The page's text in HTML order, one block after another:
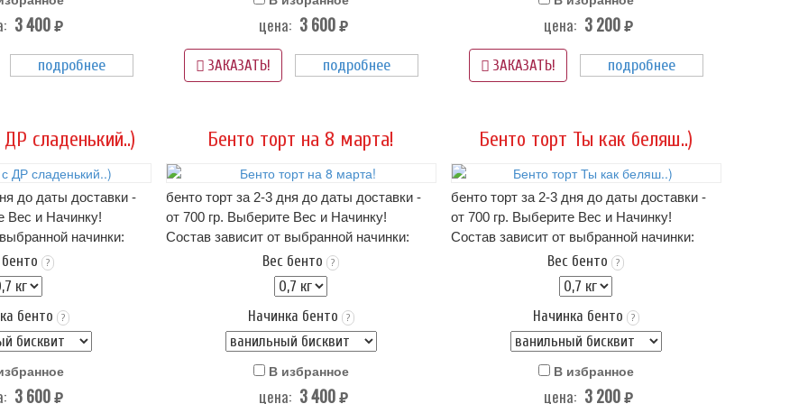
не подходит -
картинку
3 400 руб.
подробнее
если этот вариант Вам не подходит -
можно прислать свою картинку
цена: 3 600 руб.
ЗАКАЗАТЬ! подробнее
если этот вариант Вам не подходит -
можно прислать свою картинку
цена: 3 200 руб.
ЗАКАЗАТЬ! подробнее
сладенький..)
до даты доставки -
Вес и Начинку!
начинки:
в карточке
от начинки)
или крем чиз..
- входит в
(3 суток) при t 4+
?
бенто ?
3 600 руб.
Бенто торт на 8 марта!
бенто торт за 2-3 дня до даты доставки -
от 700 гр. Выберите Вес и Начинку!
Состав зависит от выбранной начинки:
описание начинок - ниже в карточке
тортика!.. (цена зависит от начинки)
Оформление: крем пломбир или крем чиз..
Упаковка Стандарт (белая) - входит в
стоимость
Срок хранения: 72 часа (3 суток) при t 4+
Вес бенто ?
Начинка бенто ?
В избранное
цена: 3 400 руб.
Бенто торт Ты как беляш..)
бенто торт за 2-3 дня до даты доставки -
от 700 гр. Выберите Вес и Начинку!
Состав зависит от выбранной начинки:
описание начинок - ниже в карточке
тортика!.. (цена зависит от начинки)
Оформление: крем пломбир или крем чиз..
Упаковка Стандарт (белая) - входит в
стоимость
Срок хранения: 72 часа (3 суток) при t 4+
Вес бенто ?
Начинка бенто ?
В избранное
цена: 3 200 руб.